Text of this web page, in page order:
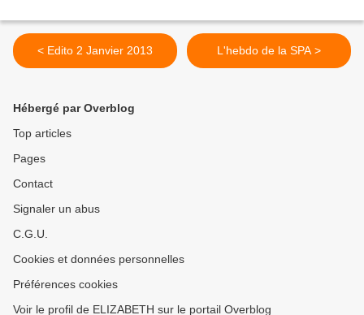
< Edito 2 Janvier 2013 L'hebdo de la SPA >
Hébergé par Overblog
Top articles
Pages
Contact
Signaler un abus
C.G.U.
Cookies et données personnelles
Préférences cookies
Voir le profil de ELIZABETH sur le portail Overblog